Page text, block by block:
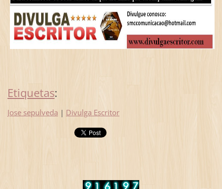
Etiquetas:
Jose sepulveda | Divulga Escritor